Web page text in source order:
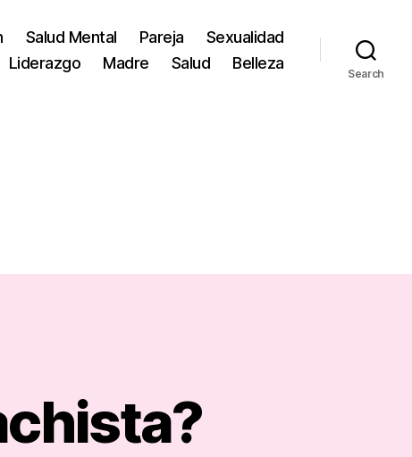
Salud Mental Pareja
Sexualidad
Liderazgo
Madre Salud Belleza
Search